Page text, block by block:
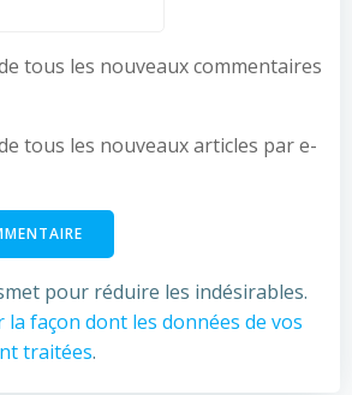
tous les nouveaux commentaires
tous les nouveaux articles par e-
pour réduire les indésirables.
la façon dont les données de vos
traitées.